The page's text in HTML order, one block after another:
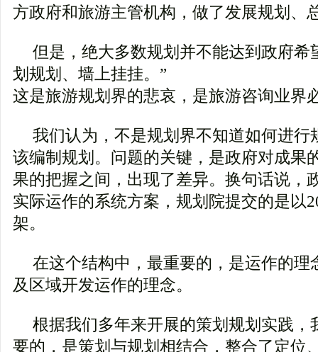
方政府和旅游主管机构，做了发展规划、
但是，绝大多数规划并不能达到政府希
划规划、墙上挂挂。”
这是旅游规划界的悲哀，是旅游咨询业界
我们认为，不是规划界不知道如何进行
该编制规划。问题的关键，是政府对成果
果的把握之间，出现了差异。换句话说，
实际运作的系统方案，规划院提交的是以
架。
在这个结构中，最重要的，是运作的
及区域开发运作的理念。
根据我们多年来开展的策划规划实践，
要的，是策划与规划相结合，整合了定位